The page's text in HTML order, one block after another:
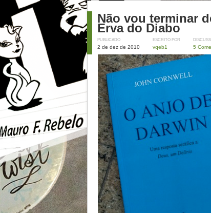
Não vou terminar
Erva do Diabo
PUBLICADO
2 de dez de 2010
ESCRITO POR
vqeb1 5